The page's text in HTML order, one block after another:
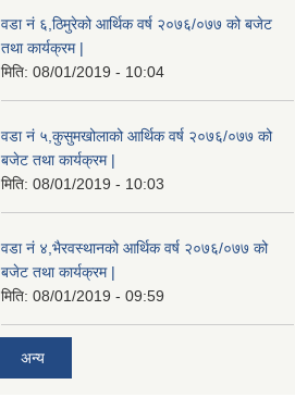
वडा नं ६,ठिमुरेको आर्थिक वर्ष २०७६/०७७ को बजेट
तथा कार्यक्रम |
मिति: 08/01/2019 - 10:04
वडा नं ५,कुसुमखोलाको आर्थिक वर्ष २०७६/०७७ को
बजेट तथा कार्यक्रम |
मिति: 08/01/2019 - 10:03
वडा नं ४,भैरवस्थानको आर्थिक वर्ष २०७६/०७७ को
बजेट तथा कार्यक्रम |
मिति: 08/01/2019 - 09:59
अन्य